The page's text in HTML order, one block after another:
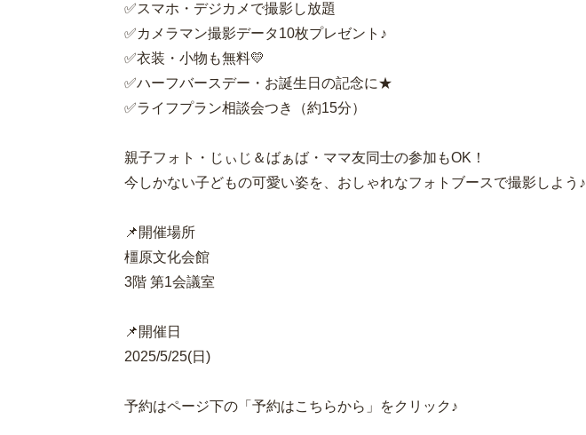
✅スマホ・デジカメで撮影し放題
✅カメラマン撮影データ10枚プレゼント♪
✅衣装・小物も無料💛
✅ハーフバースデー・お誕生日の記念に★
✅ライフプラン相談会つき（約15分）
親子フォト・じぃじ＆ばぁば・ママ友同士の参加もOK！
今しかない子どもの可愛い姿を、おしゃれなフォトブースで撮影しよう♪
📌開催場所
橿原文化会館
3階 第1会議室
📌開催日
2025/5/25(日)
予約はページ下の「予約はこちらから」をクリック♪